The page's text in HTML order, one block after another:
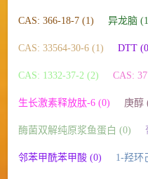
CAS: 366-18-7 (1) 异龙脑
CAS: 33564-30-6 (1) DTT
CAS: 1332-37-2 (2) CAS:
生长激素释放肽-6 (0) 庚醇
酶菌双解纯原浆鱼蛋白 (0)
邻苯甲酰苯甲酸 (0) 1-羟环